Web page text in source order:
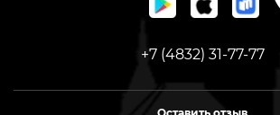
+7 (4832) 31-77-77